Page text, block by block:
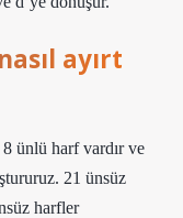
ayırt
ünlü harf vardır ve
21 ünsüz
harfler